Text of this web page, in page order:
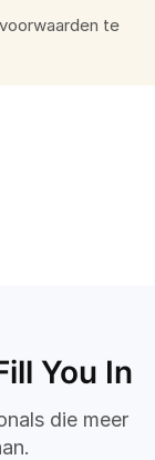
te
You In
die meer